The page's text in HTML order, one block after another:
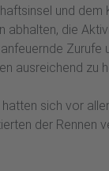
und dem
abhalten, die
Zurufe
ausreichend zu
sich vor
der Rennen